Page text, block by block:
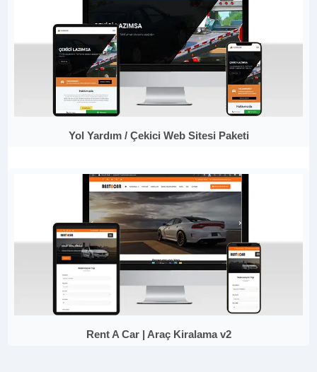
Yol Yardım / Çekici Web Sitesi Paketi
Rent A Car | Araç Kiralama v2